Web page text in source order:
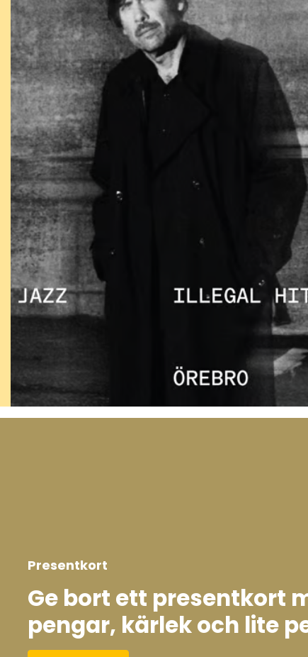
Presentkort
Ge bort ett presentkort
pengar, kärlek och lite